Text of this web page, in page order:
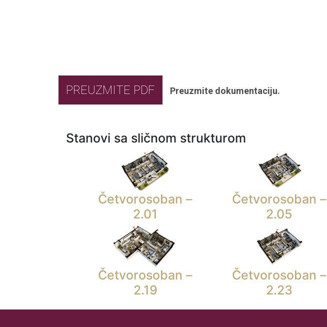
PREUZMITE PDF Preuzmite dokumentaciju.
Stanovi sa sličnom strukturom
Četvorosoban –
2.01
Četvorosoban –
2.05
Četvorosoban –
2.19
Četvorosoban –
2.23